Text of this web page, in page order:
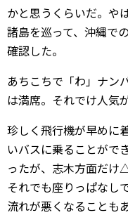
かと思うくらいだ。や
諸島を巡って、沖縄で
確認した。
あちこちで「わ」ナン
は満席。それでけ人気
珍しく飛行機が早めに
いバスに乗ることがで
ったが、志木方面だけ
それでも座りっぱなし
流れが悪くなることも